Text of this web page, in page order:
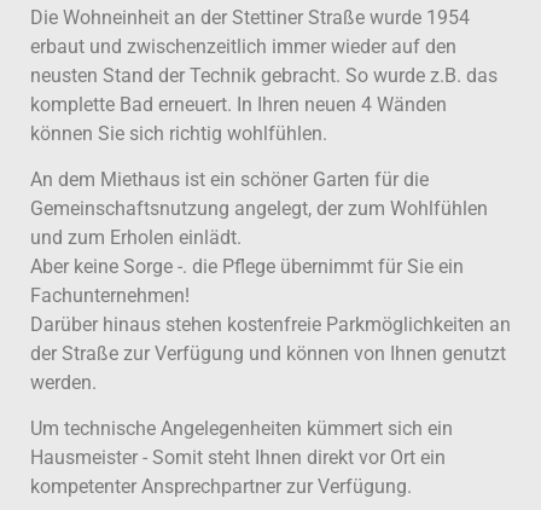
Die Wohneinheit an der Stettiner Straße wurde 1954
erbaut und zwischenzeitlich immer wieder auf den
neusten Stand der Technik gebracht. So wurde z.B. das
komplette Bad erneuert. In Ihren neuen 4 Wänden
können Sie sich richtig wohlfühlen.
An dem Miethaus ist ein schöner Garten für die
Gemeinschaftsnutzung angelegt, der zum Wohlfühlen
und zum Erholen einlädt.
Aber keine Sorge -. die Pflege übernimmt für Sie ein
Fachunternehmen!
Darüber hinaus stehen kostenfreie Parkmöglichkeiten an
der Straße zur Verfügung und können von Ihnen genutzt
werden.
Um technische Angelegenheiten kümmert sich ein
Hausmeister - Somit steht Ihnen direkt vor Ort ein
kompetenter Ansprechpartner zur Verfügung.